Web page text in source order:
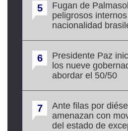
5
Fugan de
peligrosos
nacionalidad
6
Presidente Paz
los nueve
abordar el 50/50
7
Ante filas por
amenazan con
del estado de